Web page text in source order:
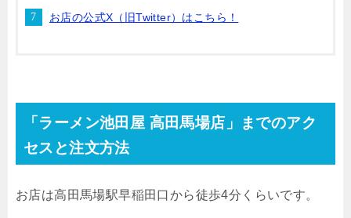
お店の公式X（旧Twitter）はこちら！
「ラーメン池田屋 高田馬場店」までのアク
セスと注文方法
お店は高田馬場駅早稲田口から徒歩4分くらいです。